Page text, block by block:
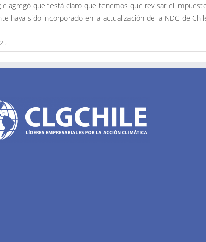
agregó que “está claro que tenemos que revisar el
haya sido incorporado en la actualización de la NDC de